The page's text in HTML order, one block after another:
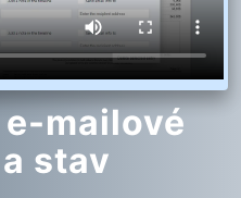
mailové
stav